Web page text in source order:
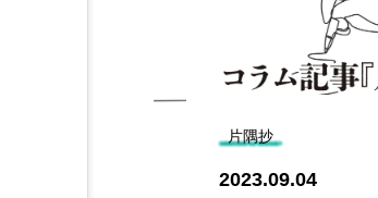
片隅抄
2023.09.04